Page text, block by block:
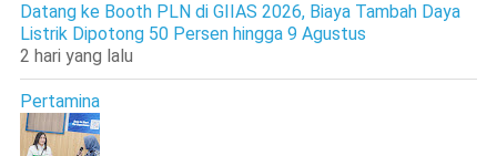
Datang ke Booth PLN di GIIAS 2026, Biaya Tambah Daya
Listrik Dipotong 50 Persen hingga 9 Agustus
2 hari yang lalu
Pertamina